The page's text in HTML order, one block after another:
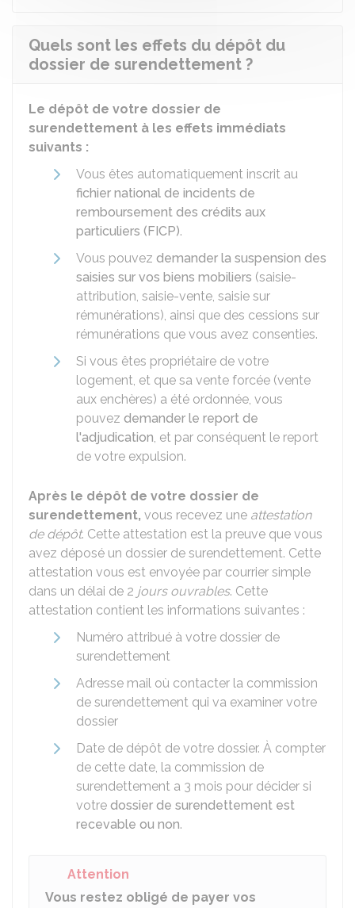
Quels sont les effets du dépôt du
dossier de surendettement ?
Le dépôt de votre dossier de
surendettement à les effets immédiats
suivants :
Vous êtes automatiquement inscrit au
fichier national de incidents de
remboursement des crédits aux
particuliers (FICP).
Vous pouvez demander la suspension des
saisies sur vos biens mobiliers (saisie-
attribution, saisie-vente, saisie sur
rémunérations), ainsi que des cessions sur
rémunérations que vous avez consenties.
Si vous êtes propriétaire de votre
logement, et que sa vente forcée (vente
aux enchères) a été ordonnée, vous
pouvez demander le report de
l'adjudication, et par conséquent le report
de votre expulsion.
Après le dépôt de votre dossier de
surendettement, vous recevez une attestation
de dépôt. Cette attestation est la preuve que vous
avez déposé un dossier de surendettement. Cette
attestation vous est envoyée par courrier simple
dans un délai de 2 jours ouvrables. Cette
attestation contient les informations suivantes :
Numéro attribué à votre dossier de
surendettement
Adresse mail où contacter la commission
de surendettement qui va examiner votre
dossier
Date de dépôt de votre dossier. À compter
de cette date, la commission de
surendettement a 3 mois pour décider si
votre dossier de surendettement est
recevable ou non.
Attention
Vous restez obligé de payer vos